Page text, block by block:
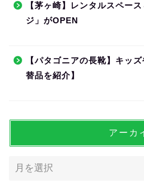
【茅ヶ崎】レンタルスペー
ジ」がOPEN
【パタゴニアの長靴】キッ
替品を紹介】
アーカ